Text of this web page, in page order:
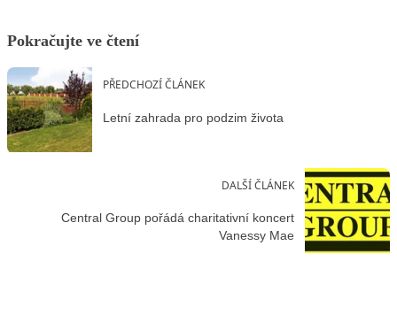
Pokračujte ve čtení
PŘEDCHOZÍ ČLÁNEK
Letní zahrada pro podzim života
DALŠÍ ČLÁNEK
Central Group pořádá charitativní koncert
Vanessy Mae